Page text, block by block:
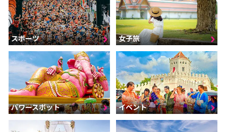
スポーツ 女子旅
パワースポット イベント